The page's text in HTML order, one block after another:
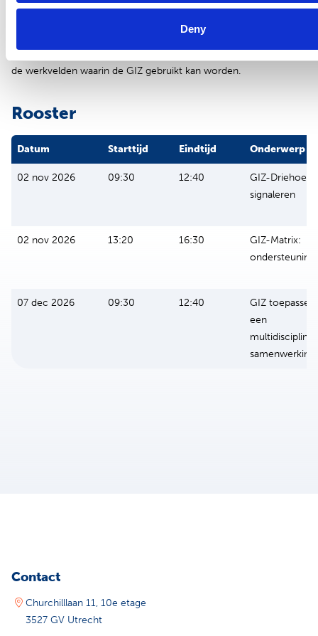
Deny
ouders, zodat alle kinderen dezelfde kansen krijgen”.
Alle trainingen worden gegeven door gecertificeerde GIZ-
trainers. Zij hebben veel werkervaring met de GIZ-methodiek en
de werkvelden waarin de GIZ gebruikt kan worden.
Rooster
Datum Starttijd Eindtijd Onderwerp
02 nov 2026 09:30 12:40
GIZ-Driehoek:
signaleren
02 nov 2026 13:20 16:30
GIZ-Matrix:
07 dec 2026 09:30 12:40
GIZ toepassen
een
samenwerking
Contact
Churchilllaan 11, 10e etage
3527 GV Utrecht